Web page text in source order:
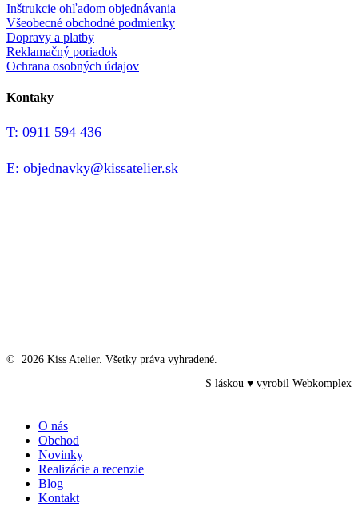
Inštrukcie ohľadom objednávania
Všeobecné obchodné podmienky
Dopravy a platby
Reklamačný poriadok
Ochrana osobných údajov
Kontaky
T: 0911 594 436
E: objednavky@kissatelier.sk
© 2026 Kiss Atelier. Všetky práva vyhradené.
S láskou ♥ vyrobil Webkomplex
Close
Menu
O nás
Obchod
Novinky
Realizácie a recenzie
Blog
Kontakt